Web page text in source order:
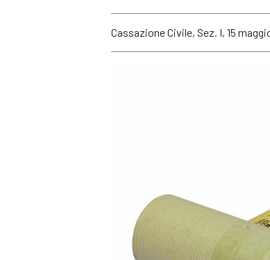
Cassazione Civile, Sez. I, 15